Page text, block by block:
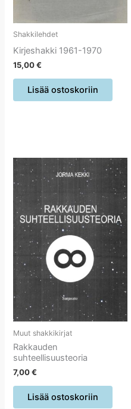
Shakkilehdet
Kirjeshakki 1961-1970
15,00€
Lisää ostoskoriin
Muut shakkikirjat
Rakkauden
suhteellisuusteoria
7,00€
Lisää ostoskoriin